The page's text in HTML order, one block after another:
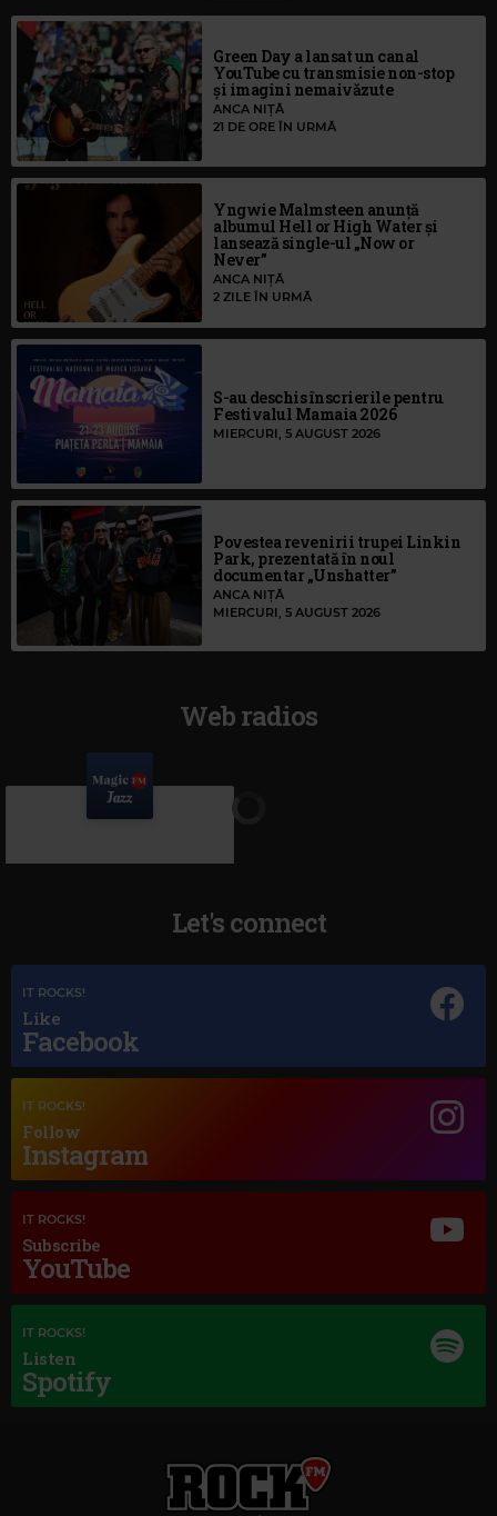
Green Day a lansat un canal
YouTube cu transmisie non-stop
și imagini nemaivăzute
ANCA NIȚĂ
21 DE ORE ÎN URMĂ
Yngwie Malmsteen anunță
albumul Hell or High Water și
lansează single-ul „Now or
Never”
ANCA NIȚĂ
2 ZILE ÎN URMĂ
S-au deschis înscrierile pentru
Festivalul Mamaia 2026
MIERCURI, 5 AUGUST 2026
Povestea revenirii trupei Linkin
Park, prezentată în noul
documentar „Unshatter”
ANCA NIȚĂ
MIERCURI, 5 AUGUST 2026
Web radios
Magic Jazz
Let's connect
IT ROCKS!
Like
Facebook
IT ROCKS!
Follow
Instagram
IT ROCKS!
Subscribe
YouTube
IT ROCKS!
Listen
Spotify